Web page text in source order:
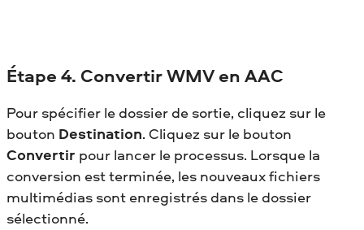
Étape 4. Convertir WMV en AAC
Pour spécifier le dossier de sortie, cliquez sur le
bouton Destination. Cliquez sur le bouton
Convertir pour lancer le processus. Lorsque la
conversion est terminée, les nouveaux fichiers
multimédias sont enregistrés dans le dossier
sélectionné.